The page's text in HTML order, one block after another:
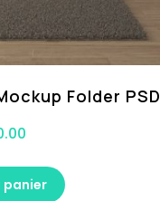
Folder PSD
panier